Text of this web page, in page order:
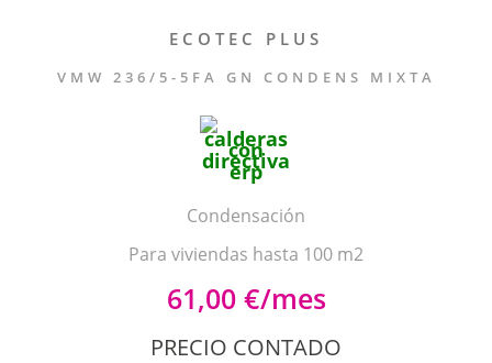
ECOTEC PLUS
VMW 236/5-5FA GN CONDENS MIXTA
Condensación
Para viviendas hasta 100 m2
61,00 €/mes
PRECIO CONTADO